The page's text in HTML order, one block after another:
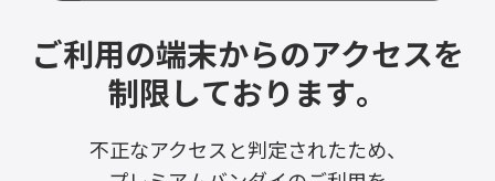
ご利用の端末からのアクセスを
制限しております。
不正なアクセスと判定されたため、